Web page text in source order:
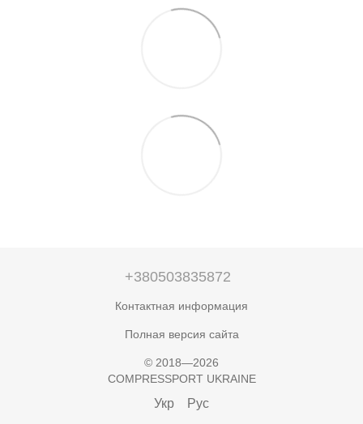
+380503835872
Контактная информация
Полная версия сайта
© 2018—2026
COMPRESSPORT UKRAINE
Укр Рус